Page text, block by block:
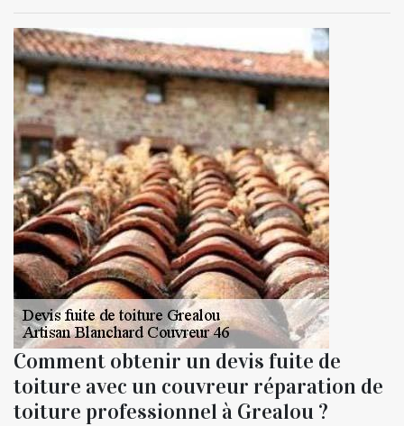
Comment obtenir un devis fuite de
toiture avec un couvreur réparation de
toiture professionnel à Grealou ?